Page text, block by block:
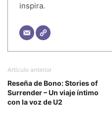
inspira.
Artículo anterior
Reseña de Bono: Stories of
Surrender – Un viaje íntimo
con la voz de U2